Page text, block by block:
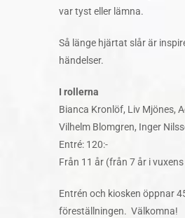
var tyst eller lämna.
Så länge hjärtat slår är
händelser.
I rollerna
Bianca Kronlöf, Liv Mjönes,
Vilhelm Blomgren, Inger
Entré: 120:-
Från 11 år (från 7 år i
Entrén och kiosken öppnar
föreställningen. Välkomna!